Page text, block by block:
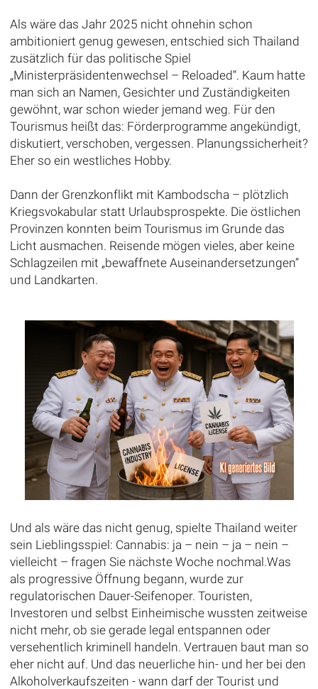
Als wäre das Jahr 2025 nicht ohnehin schon
ambitioniert genug gewesen, entschied sich Thailand
zusätzlich für das politische Spiel
„Ministerpräsidentenwechsel – Reloaded“. Kaum hatte
man sich an Namen, Gesichter und Zuständigkeiten
gewöhnt, war schon wieder jemand weg. Für den
Tourismus heißt das: Förderprogramme angekündigt,
diskutiert, verschoben, vergessen. Planungssicherheit?
Eher so ein westliches Hobby.
Dann der Grenzkonflikt mit Kambodscha – plötzlich
Kriegsvokabular statt Urlaubsprospekte. Die östlichen
Provinzen konnten beim Tourismus im Grunde das
Licht ausmachen. Reisende mögen vieles, aber keine
Schlagzeilen mit „bewaffnete Auseinandersetzungen“
und Landkarten.
Und als wäre das nicht genug, spielte Thailand weiter
sein Lieblingsspiel: Cannabis: ja – nein – ja – nein –
vielleicht – fragen Sie nächste Woche nochmal.Was
als progressive Öffnung begann, wurde zur
regulatorischen Dauer-Seifenoper. Touristen,
Investoren und selbst Einheimische wussten zeitweise
nicht mehr, ob sie gerade legal entspannen oder
versehentlich kriminell handeln. Vertrauen baut man so
eher nicht auf. Und das neuerliche hin- und her bei den
Alkoholverkaufszeiten - wann darf der Tourist und